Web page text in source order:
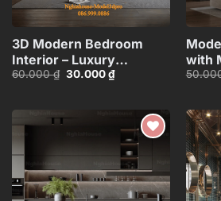
3D Modern Bedroom
Interior – Luxury
Minimalist
60.000₫ Giá
30.000₫Giá
hiện
30.000 ₫.
with
Add to
wishlist